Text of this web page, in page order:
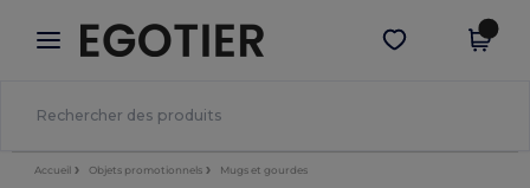
× Appli Egotier
Meilleurs prix sur l’app !
Obtenir l'appli
Accueil Objets promotionnels Mugs et gourdes